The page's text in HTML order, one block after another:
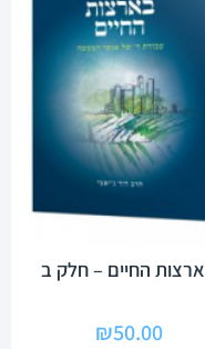
החיים – חלק ב
₪50.00